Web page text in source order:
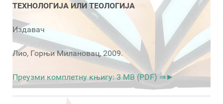
ТЕХНОЛОГИЈА ИЛИ ТЕОЛОГИЈА
Издавач
Лио, Горњи Милановац, 2009.
Преузми комплетну књигу: 3 MB (PDF) ⇒►